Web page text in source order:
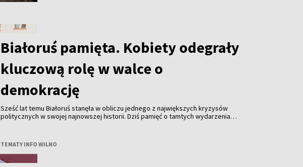
Białoruś pamięta. Kobiety odegrały
kluczową rolę w walce o
demokrację
Sześć lat temu Białoruś stanęła w obliczu jednego z największych kryzysów
politycznych w swojej najnowszej historii. Dziś pamięć o tamtych wydarzeniach
TEMATY INFO WILNO